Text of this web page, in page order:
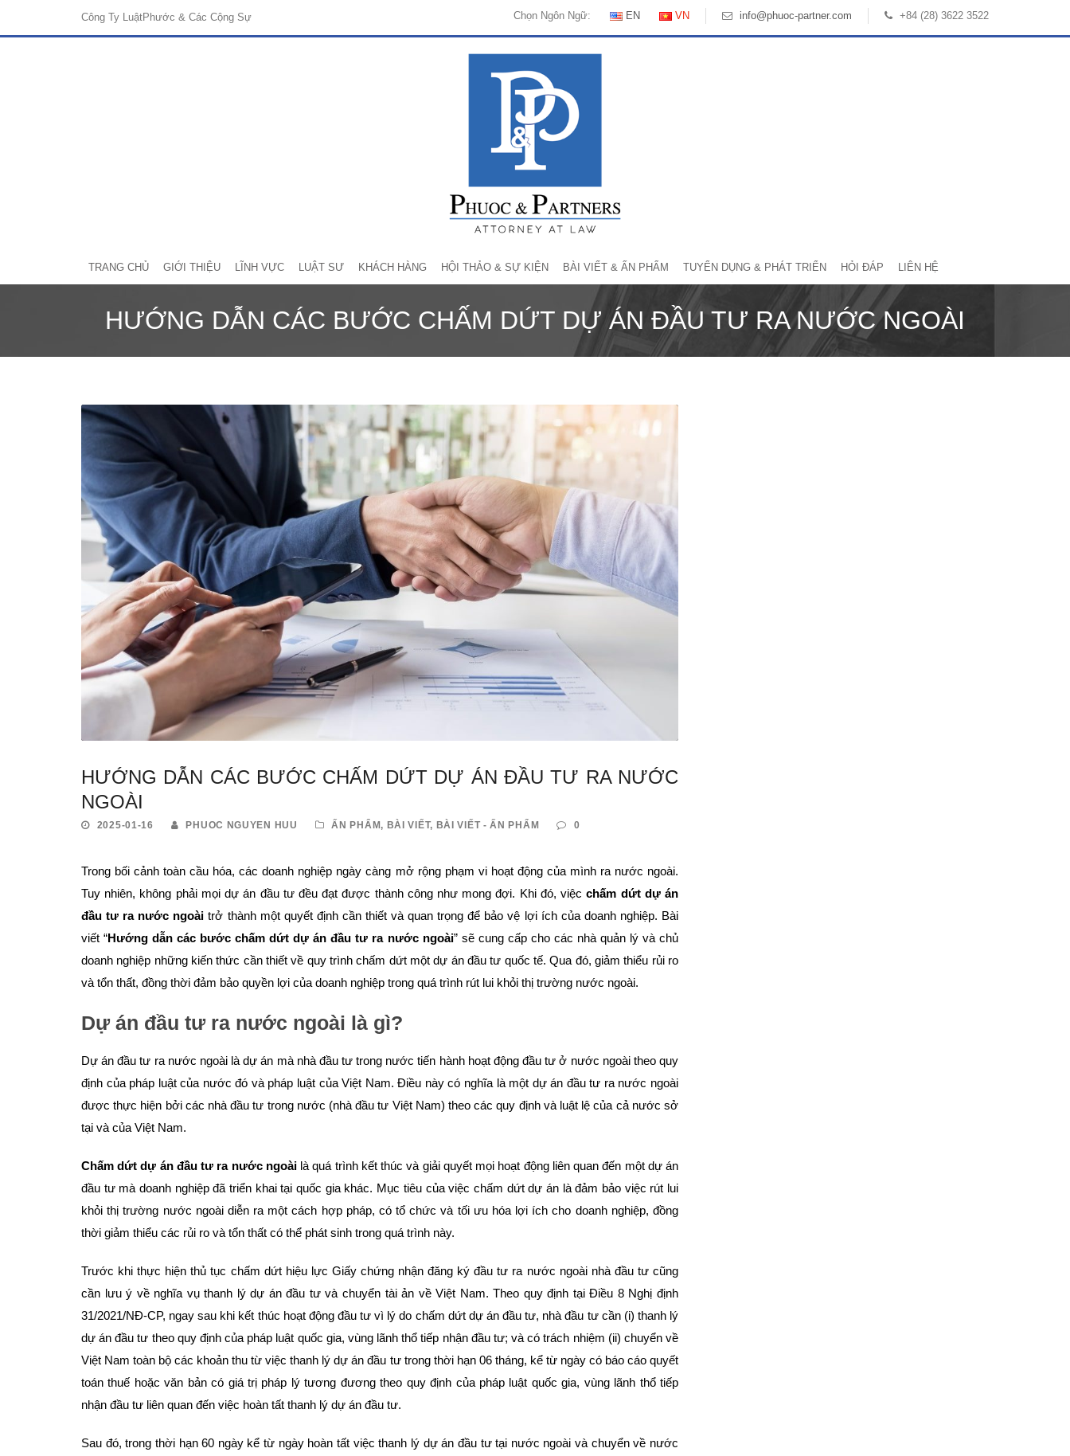
Công Ty LuậtPhước & Các Cộng Sự Chọn Ngôn Ngữ: EN VN info@phuoc-partner.com +84 (28) 3622 3522
TRANG CHỦ GIỚI THIỆU LĨNH VỰC LUẬT SƯ KHÁCH HÀNG HỘI THẢO & SỰ KIỆN BÀI VIẾT & ẤN PHẨM TUYỂN DỤNG & PHÁT TRIỂN HỎI ĐÁP LIÊN HỆ
HƯỚNG DẪN CÁC BƯỚC CHẤM DỨT DỰ ÁN ĐẦU TƯ RA NƯỚC NGOÀI
HƯỚNG DẪN CÁC BƯỚC CHẤM DỨT DỰ ÁN ĐẦU TƯ RA NƯỚC
NGOÀI
2025-01-16 PHUOC NGUYEN HUU ẤN PHẨM , BÀI VIẾT, BÀI VIẾT - ẤN PHẨM 0
Trong bối cảnh toàn cầu hóa, các doanh nghiệp ngày càng mở rộng phạm vi hoạt động của mình ra nước ngoài.
Tuy nhiên, không phải mọi dự án đầu tư đều đạt được thành công như mong đợi. Khi đó, việcchấm dứt dự án
đầu tư ra nước ngoàitrở thành một quyết định cần thiết và quan trọng để bảo vệ lợi ích của doanh nghiệp. Bài
viết “Hướng dẫn các bước chấm dứt dự án đầu tư ra nước ngoài” sẽ cung cấp cho các nhà quản lý và chủ
doanh nghiệp những kiến thức cần thiết về quy trình chấm dứt một dự án đầu tư quốc tế. Qua đó, giảm thiểu rủi ro
và tổn thất, đồng thời đảm bảo quyền lợi của doanh nghiệp trong quá trình rút lui khỏi thị trường nước ngoài.
Dự án đầu tư ra nước ngoài là gì?
Dự án đầu tư ra nước ngoài là dự án mà nhà đầu tư trong nước tiến hành hoạt động đầu tư ở nước ngoài theo quy
định của pháp luật của nước đó và pháp luật của Việt Nam. Điều này có nghĩa là một dự án đầu tư ra nước ngoài
được thực hiện bởi các nhà đầu tư trong nước (nhà đầu tư Việt Nam) theo các quy định và luật lệ của cả nước sở
tại và của Việt Nam.
Chấm dứt dự án đầu tư ra nước ngoàilà quá trình kết thúc và giải quyết mọi hoạt động liên quan đến một dự án
đầu tư mà doanh nghiệp đã triển khai tại quốc gia khác. Mục tiêu của việc chấm dứt dự án là đảm bảo việc rút lui
khỏi thị trường nước ngoài diễn ra một cách hợp pháp, có tổ chức và tối ưu hóa lợi ích cho doanh nghiệp, đồng
thời giảm thiểu các rủi ro và tổn thất có thể phát sinh trong quá trình này.
Trước khi thực hiện thủ tục chấm dứt hiệu lực Giấy chứng nhận đăng ký đầu tư ra nước ngoài nhà đầu tư cũng
cần lưu ý về nghĩa vụ thanh lý dự án đầu tư và chuyển tài ản về Việt Nam. Theo quy định tại Điều 8 Nghị định
31/2021/NĐ-CP, ngay sau khi kết thúc hoạt động đầu tư vì lý do chấm dứt dự án đầu tư, nhà đầu tư cần (i) thanh lý
dự án đầu tư theo quy định của pháp luật quốc gia, vùng lãnh thổ tiếp nhận đầu tư; và có trách nhiệm (ii) chuyển về
Việt Nam toàn bộ các khoản thu từ việc thanh lý dự án đầu tư trong thời hạn 06 tháng, kể từ ngày có báo cáo quyết
toán thuế hoặc văn bản có giá trị pháp lý tương đương theo quy định của pháp luật quốc gia, vùng lãnh thổ tiếp
nhận đầu tư liên quan đến việc hoàn tất thanh lý dự án đầu tư.
Sau đó, trong thời hạn 60 ngày kể từ ngày hoàn tất việc thanh lý dự án đầu tư tại nước ngoài và chuyển về nước